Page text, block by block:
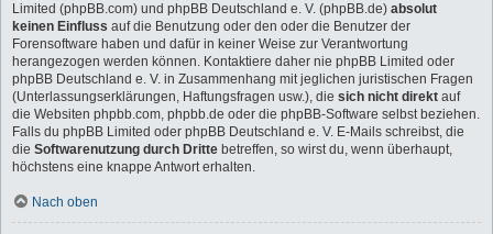
Limited (phpBB.com) und phpBB Deutschland e. V. (phpBB.de) absolut
keinen Einfluss auf die Benutzung oder den oder die Benutzer der
Forensoftware haben und dafür in keiner Weise zur Verantwortung
herangezogen werden können. Kontaktiere daher nie phpBB Limited oder
phpBB Deutschland e. V. in Zusammenhang mit jeglichen juristischen Fragen
(Unterlassungserklärungen, Haftungsfragen usw.), die sich nicht direkt auf
die Websiten phpbb.com, phpbb.de oder die phpBB-Software selbst beziehen.
Falls du phpBB Limited oder phpBB Deutschland e. V. E-Mails schreibst, die
die Softwarenutzung durch Dritte betreffen, so wirst du, wenn überhaupt,
höchstens eine knappe Antwort erhalten.
Nach oben